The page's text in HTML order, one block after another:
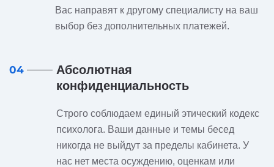
Вас направят к другому специалисту на ваш
выбор без дополнительных платежей.
04
Абсолютная
конфиденциальность
Строго соблюдаем единый этический кодекс
психолога. Ваши данные и темы бесед
никогда не выйдут за пределы кабинета. У
нас нет места осуждению, оценкам или